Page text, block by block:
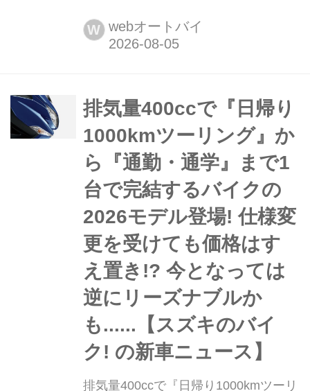
ン400 ABS」の仕様を一部変更し、
2026年8月18日に発売する。今回の変
能、優れた積載性といったバーグマン
ならではの魅力はそのまま継承。成熟
を重ねたビ...
W webオートバイ
排気量400ccで『日帰り
1000kmツーリング』か
ら『通勤・通学』まで1
台で完結するバイクの
2026モデル登場! 仕様変
更を受けても価格はす
え置き!? 今となっては
逆にリーズナブルか
も......【スズキのバイ
ク! の新車ニュース】
排気量400ccで『日帰り1000kmツーリ